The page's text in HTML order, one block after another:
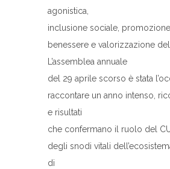
agonistica,
inclusione sociale,
benessere e valorizzazione
L’assemblea annuale
del 29 aprile scorso è stata
raccontare un anno intenso,
e risultati
che confermano il ruolo del
degli snodi vitali
di